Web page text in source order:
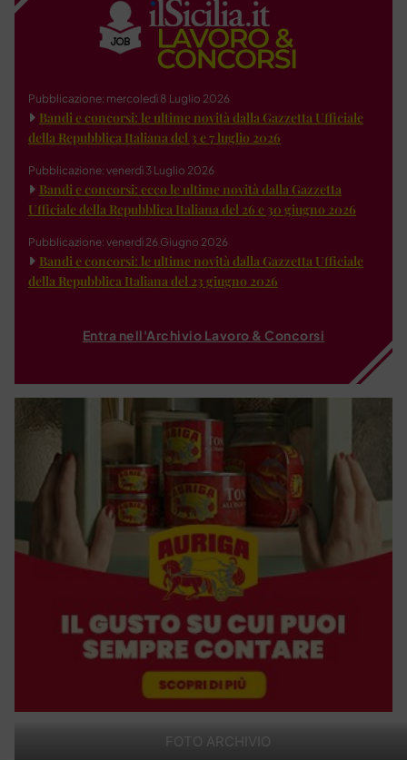
FOTO ARCHIVIO
Pubblicazione: mercoledì 8 Luglio 2026
Bandi e concorsi: le ultime novità dalla Gazzetta Ufficiale
della Repubblica Italiana del 3 e 7 luglio 2026
Pubblicazione: venerdì 3 Luglio 2026
Bandi e concorsi: ecco le ultime novità dalla Gazzetta
Ufficiale della Repubblica Italiana del 26 e 30 giugno 2026
Pubblicazione: venerdì 26 Giugno 2026
Bandi e concorsi: le ultime novità dalla Gazzetta Ufficiale
della Repubblica Italiana del 23 giugno 2026
Entra nell'Archivio Lavoro & Concorsi